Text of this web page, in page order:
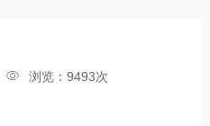
浏览：9493次